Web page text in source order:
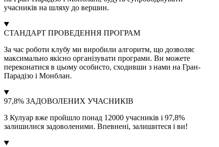
учасників на шляху до вершин.
СТАНДАРТ ПРОВЕДЕННЯ ПРОГРАМ
За час роботи клубу ми виробили алгоритм, що дозволяє
максимально якісно організувати програми. Ви можете
переконатися в цьому особисто, сходивши з нами на Гран-
Парадізо і Монблан.
97,8% ЗАДОВОЛЕНИХ УЧАСНИКІВ
З Кулуар вже пройшло понад 12000 учасників і 97,8%
залишилися задоволеними. Впевнені, залишитеся і ви!